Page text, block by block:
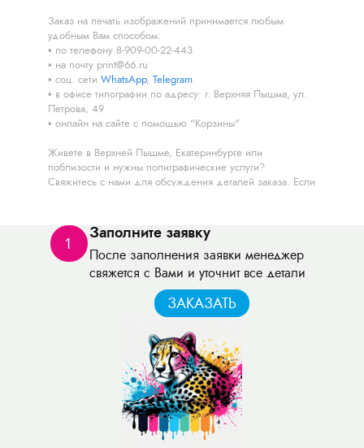
Заказ на печать изображений принимается любым
удобным Вам способом:
по телефону 8-909-00-22-443
на почту print@66.ru
соц. сети WhatsApp, Telegram
в офисе типографии по адресу: г. Верхняя Пышма, ул.
Петрова, 49
онлайн на сайте с помощью "Корзины"
Живете в Верхней Пышме, Екатеринбурге или
поблизости и нужны полиграфические услуги?
Свяжитесь с нами для обсуждения деталей заказа. Если
и отправим его в любую точку России.
Остались вопросы? Звоните! Наш менеджер ответит на
все ваши вопросы, рассчитает стоимость, сроки
выполнения работы и условия доставки.
1 Заполните заявку
После заполнения заявки менеджер
свяжется с Вами и уточнит все детали
ЗАКАЗАТЬ